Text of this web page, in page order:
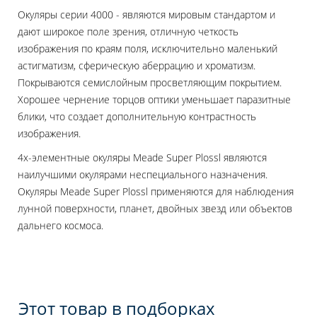
Окуляры серии 4000 - являются мировым стандартом и
дают широкое поле зрения, отличную четкость
изображения по краям поля, исключительно маленький
астигматизм, сферическую аберрацию и хроматизм.
Покрываются семислойным просветляющим покрытием.
Хорошее чернение торцов оптики уменьшает паразитные
блики, что создает дополнительную контрастность
изображения.
4х-элементные окуляры Meade Super Plossl являются
наилучшими окулярами неспециального назначения.
Окуляры Meade Super Plossl применяются для наблюдения
лунной поверхности, планет, двойных звезд или объектов
дальнего космоса.
Этот товар в подборках